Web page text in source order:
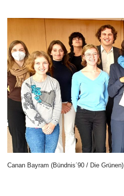
Canan Bayram (Bündnis´90 / Die Grünen)